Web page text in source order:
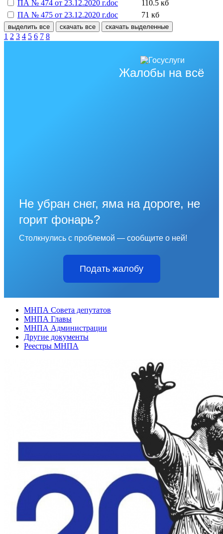
ПА № 474 от 23.12.2020 г.doc
110.5 кб
ПА № 475 от 23.12.2020 г.doc
71 кб
выделить все скачать все скачать выделенные
1 2 3 4 5 6 7 8
Жалобы на всё
Не убран снег, яма на дороге, не
горит фонарь?
Столкнулись с проблемой — сообщите о ней!
Подать жалобу
МНПА Совета депутатов
МНПА Главы
МНПА Администрации
Другие документы
Реестры МНПА